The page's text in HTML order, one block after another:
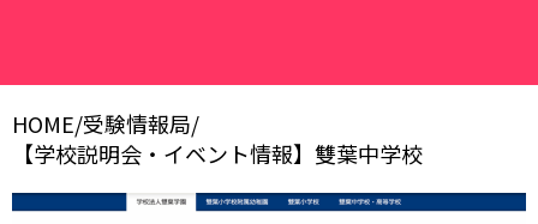
HOME/受験情報局/
【学校説明会・イベント情報】雙葉中学校